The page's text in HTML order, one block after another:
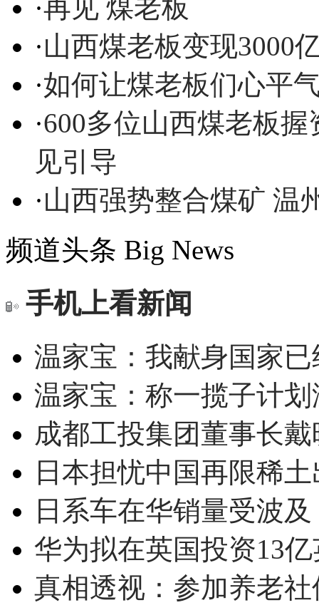
·再见 煤老板
·山西煤老板变现3000
·如何让煤老板们心平
·600多位山西煤老板
见引导
·山西强势整合煤矿 温
频道头条 Big News
手机上看新闻
温家宝：我献身国家
温家宝：称一揽子计
成都工投集团董事长
日本担忧中国再限稀
日系车在华销量受波
华为拟在英国投资13
真相透视：参加养老